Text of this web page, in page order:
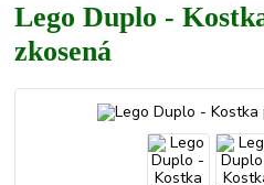
Lego Duplo -
zkosená